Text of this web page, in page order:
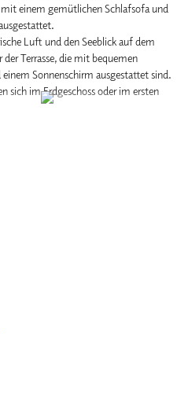
einem gemütlichen Schlafsofa und
Luft und den Seeblick auf dem
Terrasse, die mit bequemen
Sonnenschirm ausgestattet sind.
sich im Erdgeschoss oder im ersten